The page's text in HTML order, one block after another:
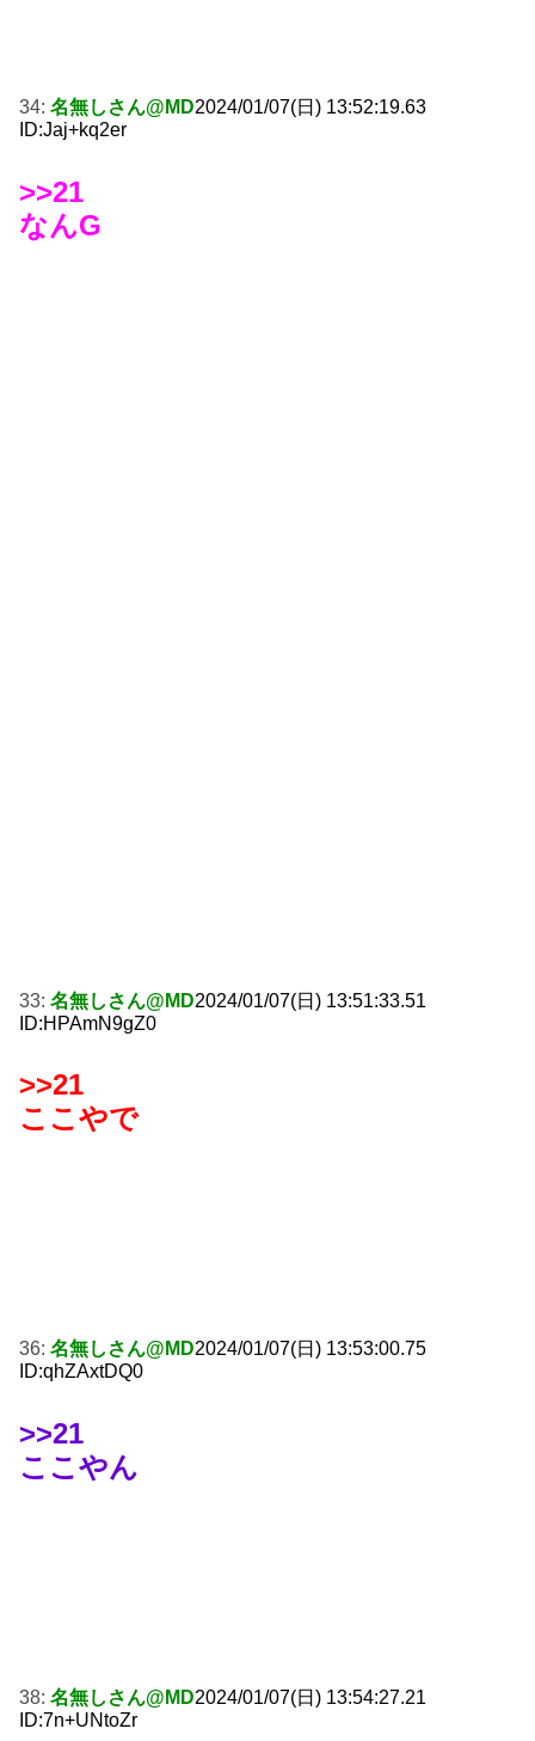
34: 名無しさん@MD2024/01/07(日) 13:52:19.63
ID:Jaj+kq2er
>>21
なんG
33: 名無しさん@MD2024/01/07(日) 13:51:33.51
ID:HPAmN9gZ0
>>21
ここやで
36: 名無しさん@MD2024/01/07(日) 13:53:00.75
ID:qhZAxtDQ0
>>21
ここやん
38: 名無しさん@MD2024/01/07(日) 13:54:27.21
ID:7n+UNtoZr